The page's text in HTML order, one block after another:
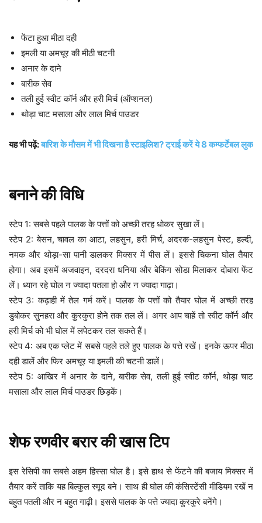
फेंटा हुआ मीठा दही
इमली या अमचूर की मीठी चटनी
अनार के दाने
बारीक सेव
तली हुई स्वीट कॉर्न और हरी मिर्च (ऑप्शनल)
थोड़ा चाट मसाला और लाल मिर्च पाउडर
यह भी पढ़ें:बारिश के मौसम में भी दिखना है स्टाइलिश? ट्राई करें ये 8 कम्फर्टेबल लुक
बनाने की विधि
स्टेप 1: सबसे पहले पालक के पत्तों को अच्छी तरह धोकर सुखा लें।
स्टेप 2: बेसन, चावल का आटा, लहसुन, हरी मिर्च, अदरक-लहसुन पेस्ट, हल्दी,
नमक और थोड़ा-सा पानी डालकर मिक्सर में पीस लें। इससे चिकना घोल तैयार
होगा। अब इसमें अजवाइन, दरदरा धनिया और बेकिंग सोडा मिलाकर दोबारा फेंट
लें। ध्यान रहे घोल न ज्यादा पतला हो और न ज्यादा गाढ़ा।
स्टेप 3: कढ़ाही में तेल गर्म करें। पालक के पत्तों को तैयार घोल में अच्छी तरह
डुबोकर सुनहरा और कुरकुरा होने तक तल लें। अगर आप चाहें तो स्वीट कॉर्न और
हरी मिर्च को भी घोल में लपेटकर तल सकते हैं।
स्टेप 4: अब एक प्लेट में सबसे पहले तले हुए पालक के पत्ते रखें। इनके ऊपर मीठा
दही डालें और फिर अमचूर या इमली की चटनी डालें।
स्टेप 5: आखिर में अनार के दाने, बारीक सेव, तली हुई स्वीट कॉर्न, थोड़ा चाट
मसाला और लाल मिर्च पाउडर छिड़कें।
शेफ रणवीर बरार की खास टिप
इस रेसिपी का सबसे अहम हिस्सा घोल है। इसे हाथ से फेंटने की बजाय मिक्सर में
तैयार करें ताकि यह बिल्कुल स्मूद बने। साथ ही घोल की कंसिस्टेंसी मीडियम रखें न
बहुत पतली और न बहुत गाढ़ी। इससे पालक के पत्ते ज्यादा कुरकुरे बनेंगे।